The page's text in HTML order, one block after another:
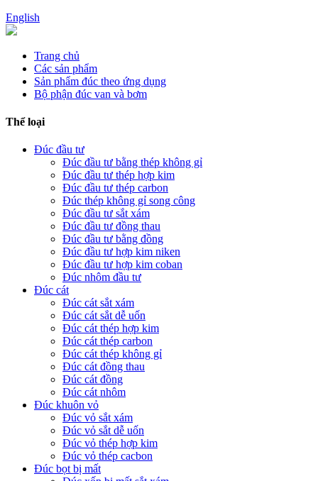
English
Trang chủ
Các sản phẩm
Sản phẩm đúc theo ứng dụng
Bộ phận đúc van và bơm
Thể loại
Đúc đầu tư
Đúc đầu tư bằng thép không gỉ
Đúc đầu tư thép hợp kim
Đúc đầu tư thép carbon
Đúc thép không gỉ song công
Đúc đầu tư sắt xám
Đúc đầu tư đồng thau
Đúc đầu tư bằng đồng
Đúc đầu tư hợp kim niken
Đúc đầu tư hợp kim coban
Đúc nhôm đầu tư
Đúc cát
Đúc cát sắt xám
Đúc cát sắt dễ uốn
Đúc cát thép hợp kim
Đúc cát thép carbon
Đúc cát thép không gỉ
Đúc cát đồng thau
Đúc cát đồng
Đúc cát nhôm
Đúc khuôn vỏ
Đúc vỏ sắt xám
Đúc vỏ sắt dễ uốn
Đúc vỏ thép hợp kim
Đúc vỏ thép cacbon
Đúc bọt bị mất